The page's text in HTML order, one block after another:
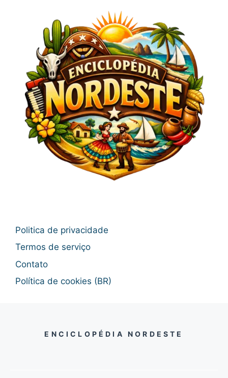
Politica de privacidade
Termos de serviço
Contato
Política de cookies (BR)
ENCICLOPÉDIA NORDESTE